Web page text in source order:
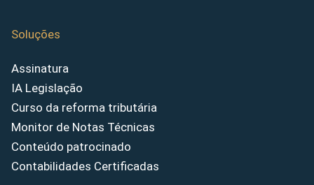
Soluções
Assinatura
IA Legislação
Curso da reforma tributária
Monitor de Notas Técnicas
Conteúdo patrocinado
Contabilidades Certificadas